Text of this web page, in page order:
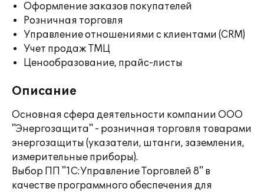
Оформление заказов покупателей
Розничная торговля
Управление отношениями с клиентами (CRM)
Учет продаж ТМЦ
Ценообразование, прайс-листы
Описание
Основная сфера деятельности компании ООО
"Энергозащита" - розничная торговля товарами
энергозащиты (указатели, штанги, заземления,
измерительные приборы).
Выбор ПП "1С:Управление Торговлей 8" в
качестве программного обеспечения для